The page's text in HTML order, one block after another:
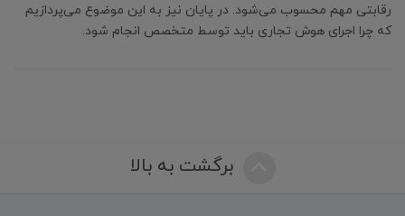
رقابتی مهم محسوب می‌شود. در پایان نیز به این موضوع می‌پردازیم
که چرا اجرای هوش تجاری باید توسط متخصص انجام شود.
برگشت به بالا